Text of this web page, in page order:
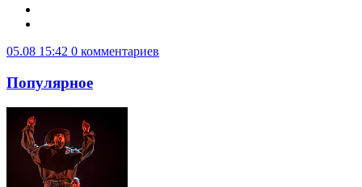
05.08 15:42 0 комментариев
Популярное